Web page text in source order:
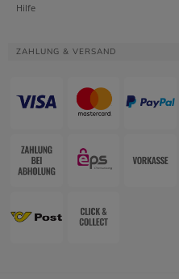
Hilfe
ZAHLUNG & VERSAND